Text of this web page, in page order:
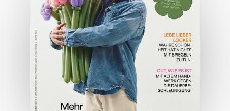
JETZT BESTELLEN
ONLINE LESEN